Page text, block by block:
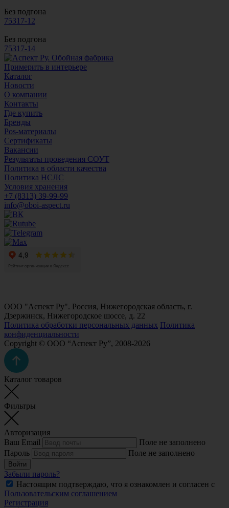
Без подгона
75317-12
Без подгона
75317-14
Примерить в интерьере
Каталог
Новости
О компании
Контакты
Где купить
Бренды
Pos-материалы
Сертификаты
Вакансии
Результаты проведения СОУТ
Политика в области качества
Политика НСЛС
Условия хранения
+7 (8313) 39-99-99
info@oboi-aspect.ru
ООО "Аспект Ру". Россия, Нижегородская область, г.
Дзержинск, Нижегородское шоссе, д. 22
Политика обработки персональных данных Политика
конфиденциальности
Copyright © ООО “Аспект Ру”, 2008-2026
Каталог товаров
Фильтры
Авторизация
Ваш Email
Поле не заполнено
Пароль
Поле не заполнено
Войти
Забыли пароль?
Настоящим подтверждаю, что я ознакомлен и согласен с
Пользовательским соглашением
Регистрация